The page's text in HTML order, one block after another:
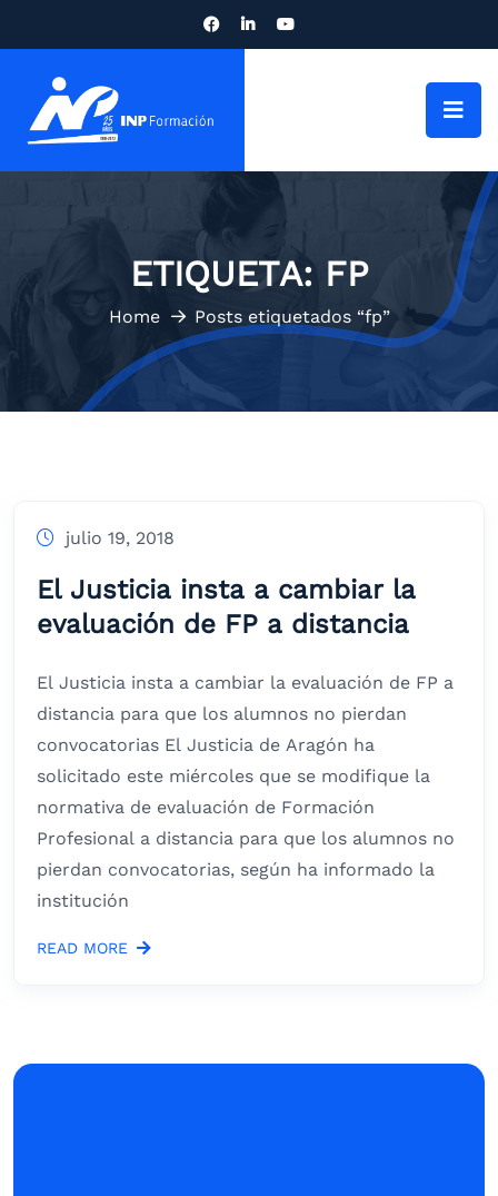
ETIQUETA: FP
Home Posts etiquetados “fp”
julio 19, 2018
El Justicia insta a cambiar la
evaluación de FP a distancia
El Justicia insta a cambiar la evaluación de FP a
distancia para que los alumnos no pierdan
convocatorias El Justicia de Aragón ha
solicitado este miércoles que se modifique la
normativa de evaluación de Formación
Profesional a distancia para que los alumnos no
pierdan convocatorias, según ha informado la
institución
READ MORE